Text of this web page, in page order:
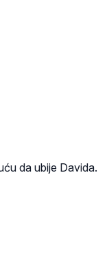
da ubije Davida.